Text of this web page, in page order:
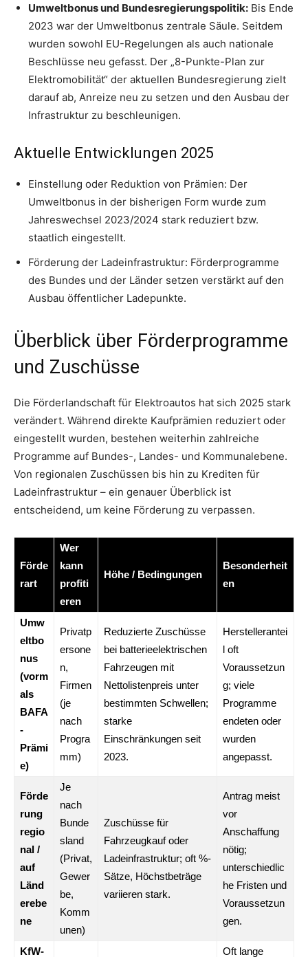
Umweltbonus und Bundesregierungspolitik: Bis Ende
2023 war der Umweltbonus zentrale Säule. Seitdem
wurden sowohl EU-Regelungen als auch nationale
Beschlüsse neu gefasst. Der „8-Punkte-Plan zur
Elektromobilität“ der aktuellen Bundesregierung zielt
darauf ab, Anreize neu zu setzen und den Ausbau der
Infrastruktur zu beschleunigen.
Aktuelle Entwicklungen 2025
Einstellung oder Reduktion von Prämien: Der
Umweltbonus in der bisherigen Form wurde zum
Jahreswechsel 2023/2024 stark reduziert bzw.
staatlich eingestellt.
Förderung der Ladeinfrastruktur: Förderprogramme
des Bundes und der Länder setzen verstärkt auf den
Ausbau öffentlicher Ladepunkte.
Überblick über Förderprogramme
und Zuschüsse
Die Förderlandschaft für Elektroautos hat sich 2025 stark
verändert. Während direkte Kaufprämien reduziert oder
eingestellt wurden, bestehen weiterhin zahlreiche
Programme auf Bundes-, Landes- und Kommunalebene.
Von regionalen Zuschüssen bis hin zu Krediten für
Ladeinfrastruktur – ein genauer Überblick ist
entscheidend, um keine Förderung zu verpassen.
Förde
rart
Wer
kann
profiti
eren
Höhe / Bedingungen
Besonderheit
en
Umw
eltbo
nus
(vorm
als
BAFA
-
Prämi
e)
Privatp
ersone
n,
Firmen
(je
nach
Progra
mm)
Reduzierte Zuschüsse
bei batterieelektrischen
Fahrzeugen mit
Nettolistenpreis unter
bestimmten Schwellen;
starke
Einschränkungen seit
2023.
Herstellerantei
l oft
Voraussetzun
g; viele
Programme
endeten oder
wurden
angepasst.
Förde
rung
regio
nal /
auf
Länd
erebe
ne
Je
nach
Bunde
sland
(Privat,
Gewer
be,
Komm
unen)
Zuschüsse für
Fahrzeugkauf oder
Ladeinfrastruktur; oft %-
Sätze, Höchstbeträge
variieren stark.
Antrag meist
vor
Anschaffung
nötig;
unterschiedlic
he Fristen und
Voraussetzun
gen.
KfW- Oft lange